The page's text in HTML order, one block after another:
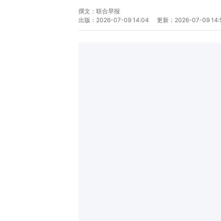
撰文： 联合早报
出版： 2026-07-09 14:04 更新： 2026-07-09